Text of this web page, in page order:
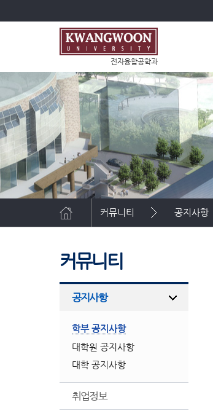
전자융합공학과
커뮤니티 공지사항
커뮤니티
공지사항
학부 공지사항
대학원 공지사항
대학 공지사항
취업정보